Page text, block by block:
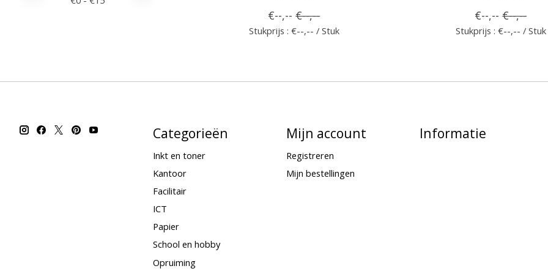
€--,-- €--,--
Stukprijs : €--,-- / Stuk
€--,-- €--,--
Stukprijs : €--,-- / Stuk
Categorieën
Inkt en toner
Kantoor
Facilitair
ICT
Papier
School en hobby
Opruiming
Mijn account
Registreren
Mijn bestellingen
Informatie